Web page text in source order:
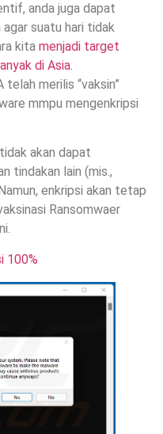
anda juga dapat
agar suatu hari tidak
kita menjadi target
di Asia.
telah merilis “vaksin”
mmpu mengenkripsi
akan dapat
tindakan lain (mis.,
enkripsi akan tetap
Ransomwaer
100%